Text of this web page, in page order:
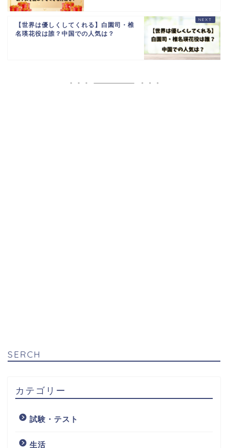
【世界は優しくしてくれる】白園司・椎
名瑛花役は誰？中国での人気は？
SERCH
カテゴリー
試験・テスト
生活